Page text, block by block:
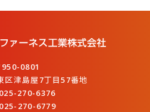
950-0801
区津島屋7丁目57番地
270-6376
270-6779